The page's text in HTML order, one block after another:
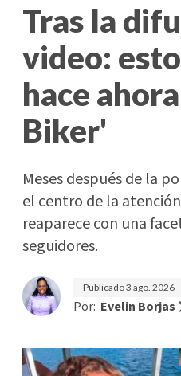
Tras la
video:
hace
Biker'
Meses después de la
el centro de la
reaparece con una
seguidores.
Publicado3 ago. 2026
Por: Evelin Borjas